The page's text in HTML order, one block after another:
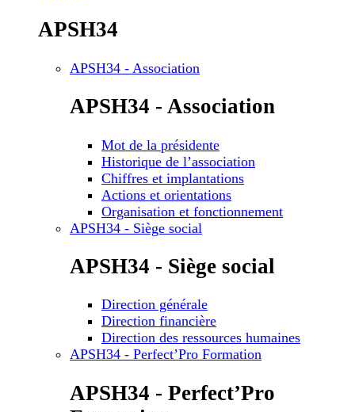
APSH34
APSH34 - Association
APSH34 - Association
Mot de la présidente
Historique de l’association
Chiffres et implantations
Actions et orientations
Organisation et fonctionnement
APSH34 - Siège social
APSH34 - Siège social
Direction générale
Direction financière
Direction des ressources humaines
APSH34 - Perfect’Pro Formation
APSH34 - Perfect’Pro